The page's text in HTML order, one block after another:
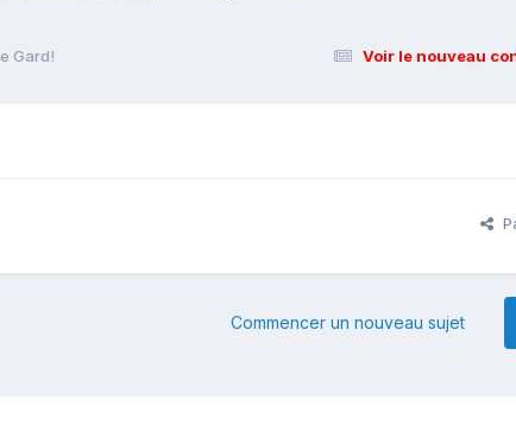
Voir le nouveau
Gard!
Commencer un nouveau sujet